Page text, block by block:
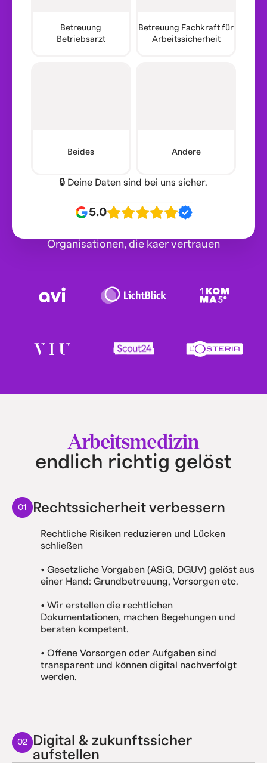
Betreuung
Betriebsarzt
Betreuung Fachkraft für
Arbeitssicherheit
Beides Andere
🔒 Deine Daten sind bei uns sicher.
5.0
Organisationen, die kaer vertrauen
Arbeitsmedizin
endlich richtig gelöst
01 Rechtssicherheit verbessern
Rechtliche Risiken reduzieren und Lücken
schließen
• Gesetzliche Vorgaben (ASiG, DGUV) gelöst aus
einer Hand: Grundbetreuung, Vorsorgen etc.
• Wir erstellen die rechtlichen
Dokumentationen, machen Begehungen und
beraten kompetent.
• Offene Vorsorgen oder Aufgaben sind
transparent und können digital nachverfolgt
werden.
02
Digital & zukunftssicher
aufstellen